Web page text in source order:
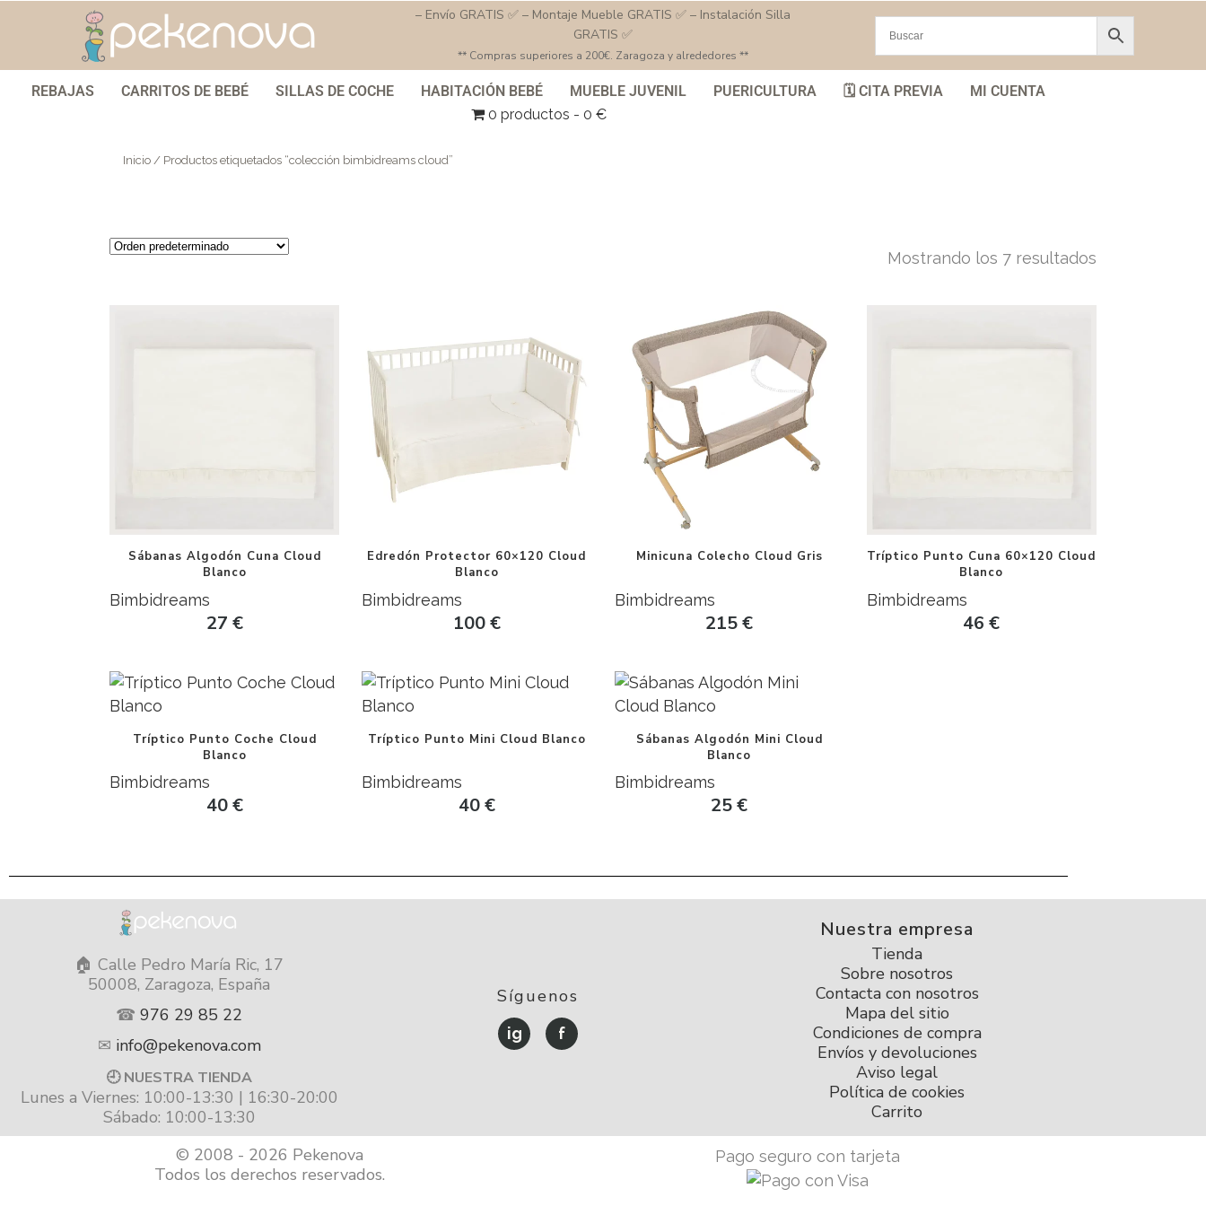
– Envío GRATIS ✅ – Montaje Mueble GRATIS ✅ – Instalación Silla
GRATIS ✅
** Compras superiores a 200€. Zaragoza y alrededores **
REBAJAS CARRITOS DE BEBÉ SILLAS DE COCHE HABITACIÓN BEBÉ MUEBLE JUVENIL PUERICULTURA 🗓️ CITA PREVIA
MI CUENTA
0 productos
0 €
Inicio / Productos etiquetados “colección bimbidreams cloud”
Mostrando los 7 resultados
Sábanas Algodón Cuna Cloud
Blanco
Bimbidreams
27 €
Edredón Protector 60×120 Cloud
Blanco
Bimbidreams
100€
Minicuna Colecho Cloud Gris
Bimbidreams
215€
Tríptico Punto Cuna 60×120 Cloud
Blanco
Bimbidreams
46€
Tríptico Punto Coche Cloud
Blanco
Bimbidreams
40€
Tríptico Punto Mini Cloud Blanco
Bimbidreams
40€
Sábanas Algodón Mini Cloud
Blanco
Bimbidreams
25€
🏠 Calle Pedro María Ric, 17
50008, Zaragoza, España
☎976 29 85 22
✉ info@pekenova.com
🕘 NUESTRA TIENDA
Lunes a Viernes: 10:00-13:30 | 16:30-20:00
Sábado: 10:00-13:30
Síguenos
ig f
Nuestra empresa
Tienda
Sobre nosotros
Contacta con nosotros
Mapa del sitio
Condiciones de compra
Envíos y devoluciones
Aviso legal
Política de cookies
Carrito
© 2008 - 2026 Pekenova
Todos los derechos reservados.
Pago seguro con tarjeta